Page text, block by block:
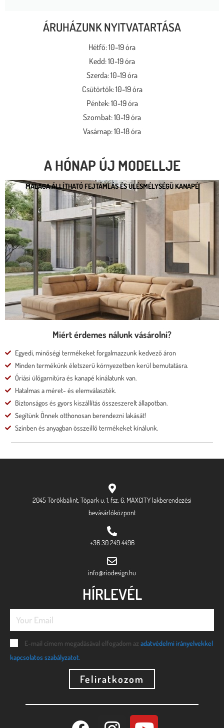
ÁRUHÁZUNK NYITVATARTÁSA
Hétfő: 10-19 óra
Kedd: 10-19 óra
Szerda: 10-19 óra
Csütörtök: 10-19 óra
Péntek: 10-19 óra
Szombat: 10-19 óra
Vasárnap: 10-18 óra
A HÓNAP ÚJ MODELLJE
MALAGA ÁLLÍTHATÓ FEJTÁMLÁS ÉS ÜLÉSMÉLYSÉGŰ KANAPÉ
MALAGA ÁLLÍTHATÓ FEJTÁMLÁS ÉS
ÜLÉSMÉLYSÉGŰ KANAPÉ
* kedvező ár
* moduláris rendszer
* motoros állíthatóság
Megnézem
Miért érdemes nálunk vásárolni?
Egyedi, minőségi termékeket forgalmazzunk kedvező áron
Minden termékünk életszerű környezetben kerül bemutatásra.
Óriási ülőgarnitúra és kanapé kínálatunk van.
Hatalmas a méret- és elemválaszték.
Biztonságos és gyors kiszállítás összeszerelt állapotban.
Segítünk Önnek otthonosan berendezni lakását!
Színben és anyagban összeillő termékeket kínálunk.
2045 Törökbálint, Tópark u. 1. fsz. 6. MAXCITY lakberendezési
bevásárlóközpont
+36 30 249 4496
info@riodesign.hu
HÍRLEVÉL
E-mail címem megadásával elfogadom az adatvédelmi irányelvekkel
kapcsolatos szabályzatot.
Feliratkozom